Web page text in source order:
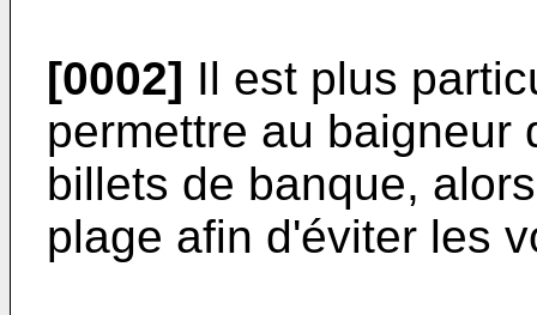
[0002] Il est plus
permettre au baigneur
billets de banque,
plage afin d'éviter les